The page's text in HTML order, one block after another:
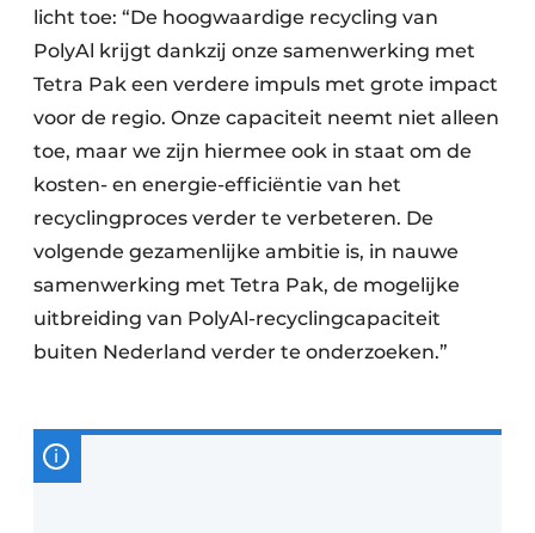
licht toe: “De hoogwaardige recycling van
PolyAl krijgt dankzij onze samenwerking met
Tetra Pak een verdere impuls met grote impact
voor de regio. Onze capaciteit neemt niet alleen
toe, maar we zijn hiermee ook in staat om de
kosten- en energie-efficiëntie van het
recyclingproces verder te verbeteren. De
volgende gezamenlijke ambitie is, in nauwe
samenwerking met Tetra Pak, de mogelijke
uitbreiding van PolyAl-recyclingcapaciteit
buiten Nederland verder te onderzoeken.”